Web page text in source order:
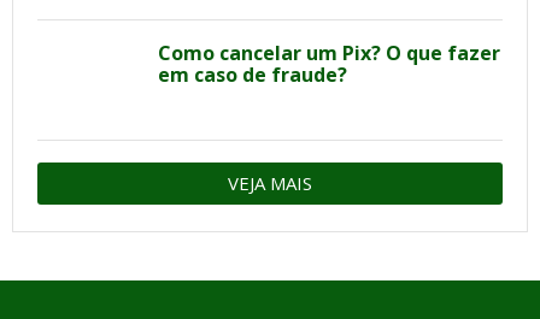
Como cancelar um Pix? O que fazer
em caso de fraude?
VEJA MAIS